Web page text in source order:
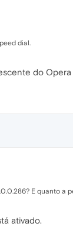
dial.
do
E quanto a
ativado.